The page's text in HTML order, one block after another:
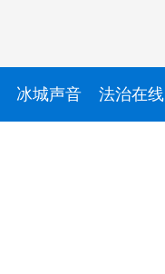
冰城声音 法治在线